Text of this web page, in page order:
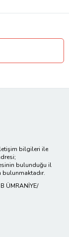
bilgileri ile
bulunduğu il
bulunmaktadır.
ÜMRANİYE/